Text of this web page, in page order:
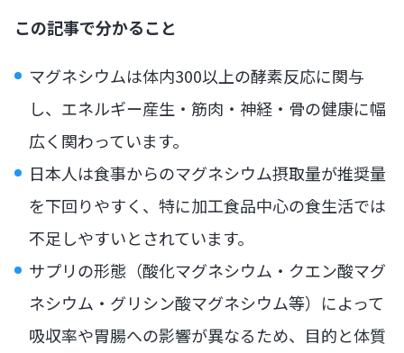
この記事で分かること
マグネシウムは体内300以上の酵素反応に関与
し、エネルギー産生・筋肉・神経・骨の健康に幅
広く関わっています。
日本人は食事からのマグネシウム摂取量が推奨量
を下回りやすく、特に加工食品中心の食生活では
不足しやすいとされています。
サプリの形態（酸化マグネシウム・クエン酸マグ
ネシウム・グリシン酸マグネシウム等）によって
吸収率や胃腸への影響が異なるため、目的と体質